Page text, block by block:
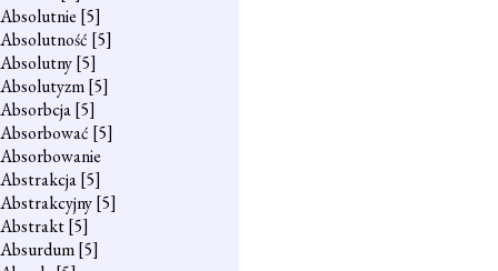
Absolutnie [5]
Absolutność [5]
Absolutny[5]
Absolutyzm[5]
Absorbcja[5]
Absorbować [5]
Absorbowanie
Abstrakcja[5]
Abstrakcyjny[5]
Abstrakt[5]
Absurdum[5]